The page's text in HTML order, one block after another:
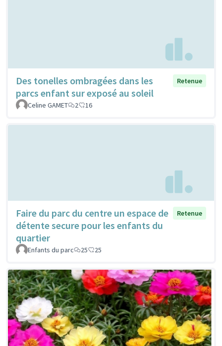
Des tonelles ombragées dans les
parcs enfant sur exposé au soleil
Retenue
Celine GAMET 2 16
Faire du parc du centre un espace de
détente secure pour les enfants du
quartier
Retenue
Enfants du parc 25 25